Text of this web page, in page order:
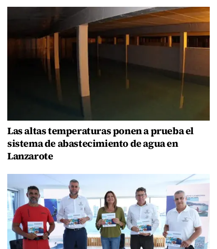
Las altas temperaturas ponen a prueba el
sistema de abastecimiento de agua en
Lanzarote